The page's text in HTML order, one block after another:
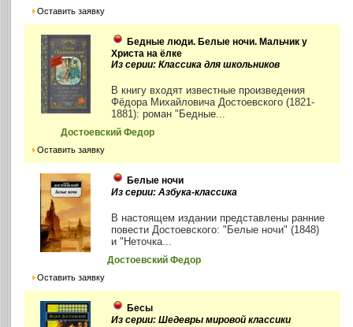
Оставить заявку
Бедные люди. Белые ночи. Мальчик у
Христа на ёлке
Из серии: Классика для школьников
В книгу входят известные произведения
Фёдора Михайловича Достоевского (1821-
1881): роман "Бедные...
Достоевский Федор
Оставить заявку
Белые ночи
Из серии: Азбука-классика
В настоящем издании представлены ранние
повести Достоевского: "Белые ночи" (1848)
и "Неточка...
Достоевский Федор
Оставить заявку
Бесы
Из серии: Шедевры мировой классики